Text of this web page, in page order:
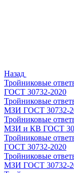
Назад
Тройниковые
ГОСТ 30732-2020
Тройниковые
МЗИ ГОСТ 30732-
Тройниковые
МЗИ и КВ ГОСТ
Тройниковые
ГОСТ 30732-2020
Тройниковые
МЗИ ГОСТ 30732-